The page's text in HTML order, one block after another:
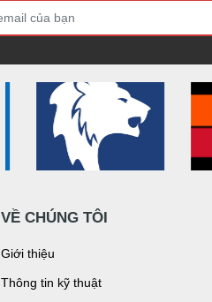
VỀ CHÚNG TÔI
Giới thiệu
Thông tin kỹ thuật